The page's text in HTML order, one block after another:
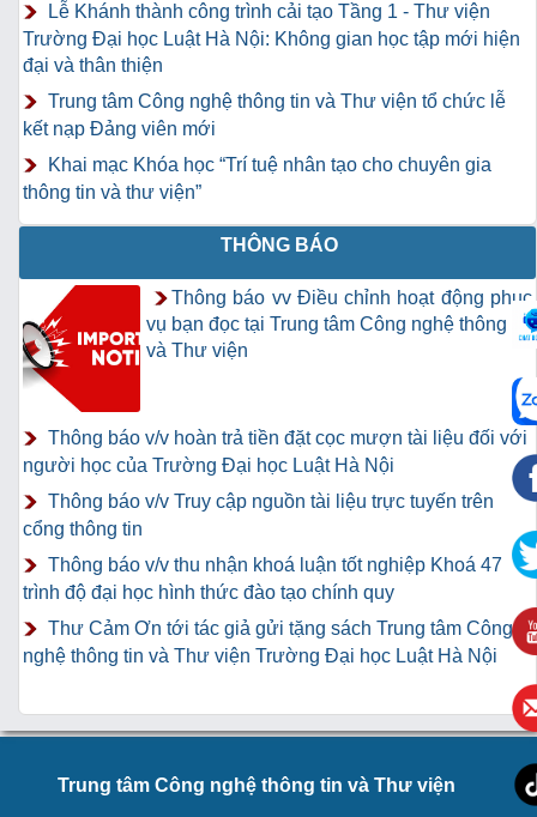
Lễ Khánh thành công trình cải tạo Tầng 1 - Thư viện
Trường Đại học Luật Hà Nội: Không gian học tập mới hiện
đại và thân thiện
Trung tâm Công nghệ thông tin và Thư viện tổ chức lễ
kết nạp Đảng viên mới
Khai mạc Khóa học “Trí tuệ nhân tạo cho chuyên gia
thông tin và thư viện”
THÔNG BÁO
Thông báo vv Điều chỉnh hoạt động phục
vụ bạn đọc tại Trung tâm Công nghệ thông tin
và Thư viện
Thông báo v/v hoàn trả tiền đặt cọc mượn tài liệu đối với
người học của Trường Đại học Luật Hà Nội
Thông báo v/v Truy cập nguồn tài liệu trực tuyến trên
cổng thông tin
Thông báo v/v thu nhận khoá luận tốt nghiệp Khoá 47
trình độ đại học hình thức đào tạo chính quy
Thư Cảm Ơn tới tác giả gửi tặng sách Trung tâm Công
nghệ thông tin và Thư viện Trường Đại học Luật Hà Nội
Trung tâm Công nghệ thông tin và Thư viện